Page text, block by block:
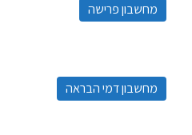
מחשבון פרישה
מחשבון דמי הבראה